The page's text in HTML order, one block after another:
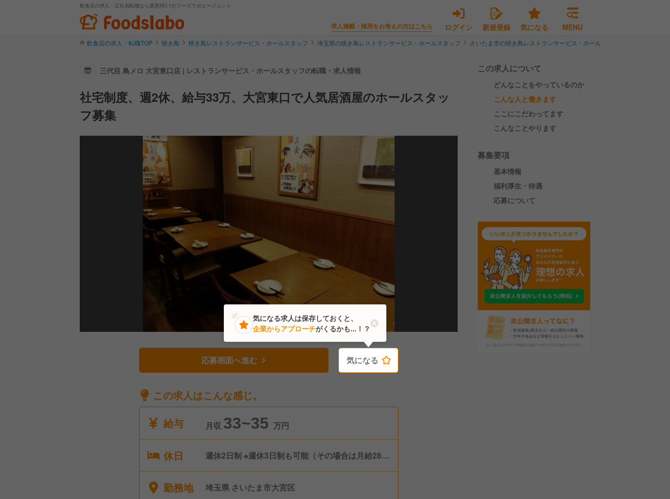
飲食店の求人・正社員転職なら業界NO.1のフーズラボエージェント
求人掲載・採用をお考えの方はこちら ログイン 新規登録 気になる MENU
飲食店の求人・転職TOP 焼き鳥 焼き鳥レストランサービス・ホールスタッフ 埼玉県の焼き鳥レストランサービス・ホールスタッフ さいたま市の焼き鳥レストランサービス・ホールスタッフ
三代目 鳥メロ 大宮東口店 | レストランサービス・ホールスタッフの転職・求人情報
社宅制度、週2休、給与33万、大宮東口で人気居酒屋のホールスタッ
フ募集
応募画面へ進む 気になる
この求人はこんな感じ。
給与
月収 33~35 万円
休日
週休2日制 ※週休3日制も可能（その場合は月給28万
ー休暇 ■失恋休暇 ■離婚休暇 など
勤務地 埼玉県 さいたま市大宮区
この求人について
どんなことをやっているのか
こんな人と働きます
ここにこだわってます
こんなことやります
募集要項
基本情報
福利厚生・待遇
応募について
気になる
気になる求人は保存しておくと、
企業からアプローチがくるかも...！？